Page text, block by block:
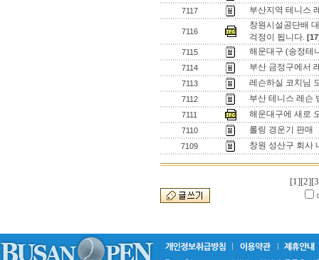
7117 부산지역 테니스
7116
창원시설공단배
걱정이 됩니다.
7115
해운대구 (송정테
7114 부산 금정구에서
7113 레슨하실 코치님
7112 부산 테니스 레슨
7111 해운대구에 새로
7110 롤링 경운기 판매
7109 창원 성산구 회사
[1][2]